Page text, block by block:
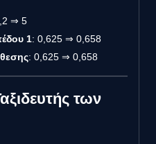
⇒ 5
1: 0,625 ⇒ 0,658
: 0,625 ⇒ 0,658
των